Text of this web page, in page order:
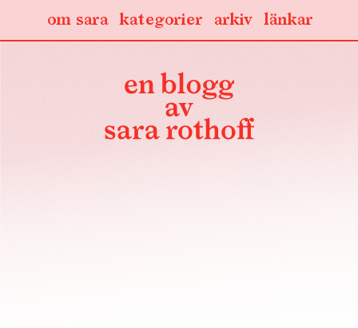
länkar
arkiv
kategorier
om sara